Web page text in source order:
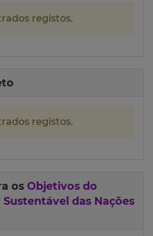
registos.
registos.
os Objetivos do
das Nações